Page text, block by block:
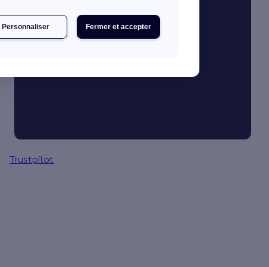
Fermer et accepter
PersonnaliserJE DÉCOUVRE MES PRIMES
Trustpilot